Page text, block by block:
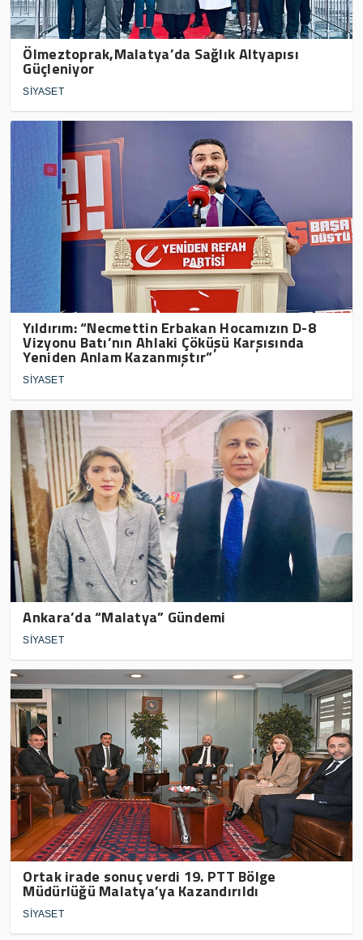
Ölmeztoprak,Malatya’da Sağlık Altyapısı
Güçleniyor
SİYASET
Yıldırım: “Necmettin Erbakan Hocamızın D-8
Vizyonu Batı’nın Ahlaki Çöküşü Karşısında
Yeniden Anlam Kazanmıştır”
SİYASET
Ankara’da “Malatya” Gündemi
SİYASET
Ortak irade sonuç verdi 19. PTT Bölge
Müdürlüğü Malatya’ya Kazandırıldı
SİYASET